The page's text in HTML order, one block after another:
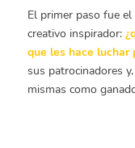
El primer paso fue
creativo inspirador:
que les hace luchar
sus patrocinadores
mismas como